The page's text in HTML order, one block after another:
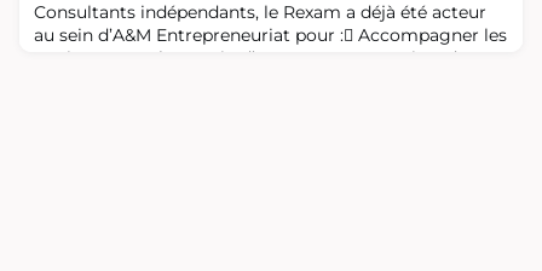
Consultants indépendants, le Rexam a déjà été acteur
au sein d’A&M Entrepreneuriat pour : Accompagner les
Business Angels au sein d’AMBA pour expertiser des